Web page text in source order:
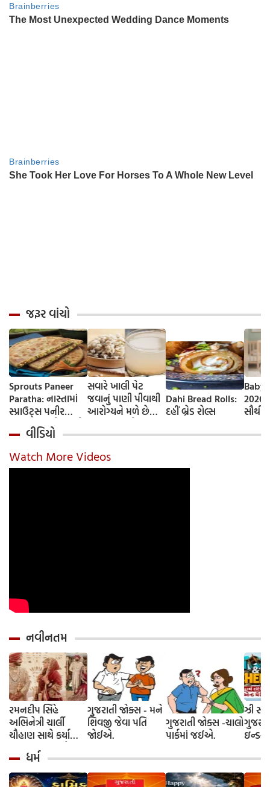
જરૂર વાંચો
Sprouts Paneer
Paratha: નાસ્તામાં
સ્પ્રાઉટ્સ પનીર
પરાઠા બનાવો, તમને
પ્રોટીનનો ડબલ ડોઝ
મળશે
સવારે ખાલી પેટ
જવાનું પાણી પીવાથી
આરોગ્યને મળે છે
જાણીએ તેના ફાયદા
અને ઉપયોગ કરવાની
યોગ્ય રીત
Dahi Bread Rolls:
દહીં બ્રેડ રોલ્સ
Baby
વીડિયો
Watch More Videos
નવીનતમ
રમનદીપ સિંહે
અભિનેત્રી ચાર્લી
ચૌહાણ સાથે કર્યા
લગ્ન, જશ્નમાં ક્રિકેટ
જગતના કલાકારોની
હાજરી
ગુજરાતી જોક્સ - મને
શિવજી જેવા પતિ
જોઈએ.
ગુજરાતી જોક્સ -ચાલો
પાર્કમાં જઈએ.
ઝી
ચેરી'
ધર્મ